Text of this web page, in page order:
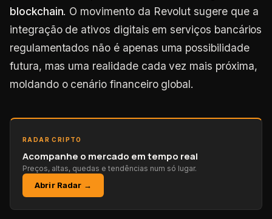
blockchain. O movimento da Revolut sugere que a
integração de ativos digitais em serviços bancários
regulamentados não é apenas uma possibilidade
futura, mas uma realidade cada vez mais próxima,
moldando o cenário financeiro global.
RADAR CRIPTO
Acompanhe o mercado em tempo real
Preços, altas, quedas e tendências num só lugar.
Abrir Radar →